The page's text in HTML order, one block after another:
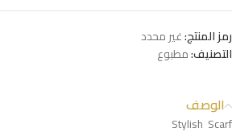
رمز المنتج:غير محدد
التصنيف:مطبوع
الوصف
Stylish Scarf